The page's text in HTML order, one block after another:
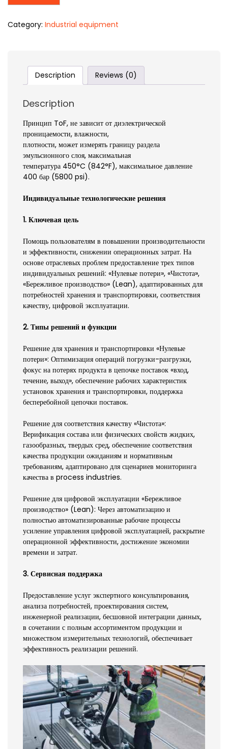
Category: Industrial equipment
Description Reviews (0)
Description
Принцип ToF, не зависит от диэлектрической
проницаемости, влажности,
плотности, может измерять границу раздела
эмульсионного слоя, максимальная
температура 450°C (842°F), максимальное давление
400 бар (5800 psi).
Индивидуальные технологические решения
1. Ключевая цель
Помощь пользователям в повышении производительности
и эффективности, снижении операционных затрат. На
основе отраслевых проблем предоставление трех типов
индивидуальных решений: «Нулевые потери», «Чистота»,
«Бережливое производство» (Lean), адаптированных для
потребностей хранения и транспортировки, соответствия
качеству, цифровой эксплуатации.
2. Типы решений и функции
Решение для хранения и транспортировки «Нулевые
потери»: Оптимизация операций погрузки-разгрузки,
фокус на потерях продукта в цепочке поставок «вход,
течение, выход», обеспечение рабочих характеристик
установок хранения и транспортировки, поддержка
бесперебойной цепочки поставок.
Решение для соответствия качеству «Чистота»:
Верификация состава или физических свойств жидких,
газообразных, твердых сред, обеспечение соответствия
качества продукции ожиданиям и нормативным
требованиям, адаптировано для сценариев мониторинга
качества в process industries.
Решение для цифровой эксплуатации «Бережливое
производство» (Lean): Через автоматизацию и
полностью автоматизированные рабочие процессы
усиление управления цифровой эксплуатацией, раскрытие
операционной эффективности, достижение экономии
времени и затрат.
3. Сервисная поддержка
Предоставление услуг экспертного консультирования,
анализа потребностей, проектирования систем,
инженерной реализации, бесшовной интеграции данных,
в сочетании с полным ассортиментом продукции и
множеством измерительных технологий, обеспечивает
эффективность реализации решений.